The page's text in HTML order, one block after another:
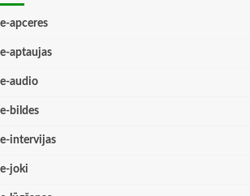
e-apceres
e-aptaujas
e-audio
e-bildes
e-intervijas
e-joki